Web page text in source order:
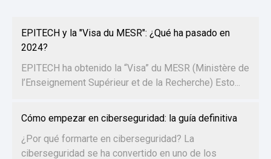
EPITECH y la "Visa du MESR": ¿Qué ha pasado en
2024?
EPITECH ha obtenido la “Visa” du MESR (Ministère de
l’Enseignement Supérieur et de la Recherche) Esto...
Cómo empezar en ciberseguridad: la guía definitiva
¿Por qué formarte en ciberseguridad? La
ciberseguridad se ha convertido en uno de los